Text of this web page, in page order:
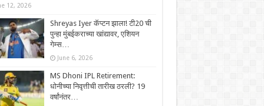
12, 2026
Shreyas Iyer कॅप्टन झाला! टी20 ची
पुन्हा मुंबईकराच्या खांद्यावर, एशियन
गेम्स…
June 6, 2026
MS Dhoni IPL Retirement:
धोनीच्या निवृत्तीची तारीख ठरली? 19
वर्षांनंतर…